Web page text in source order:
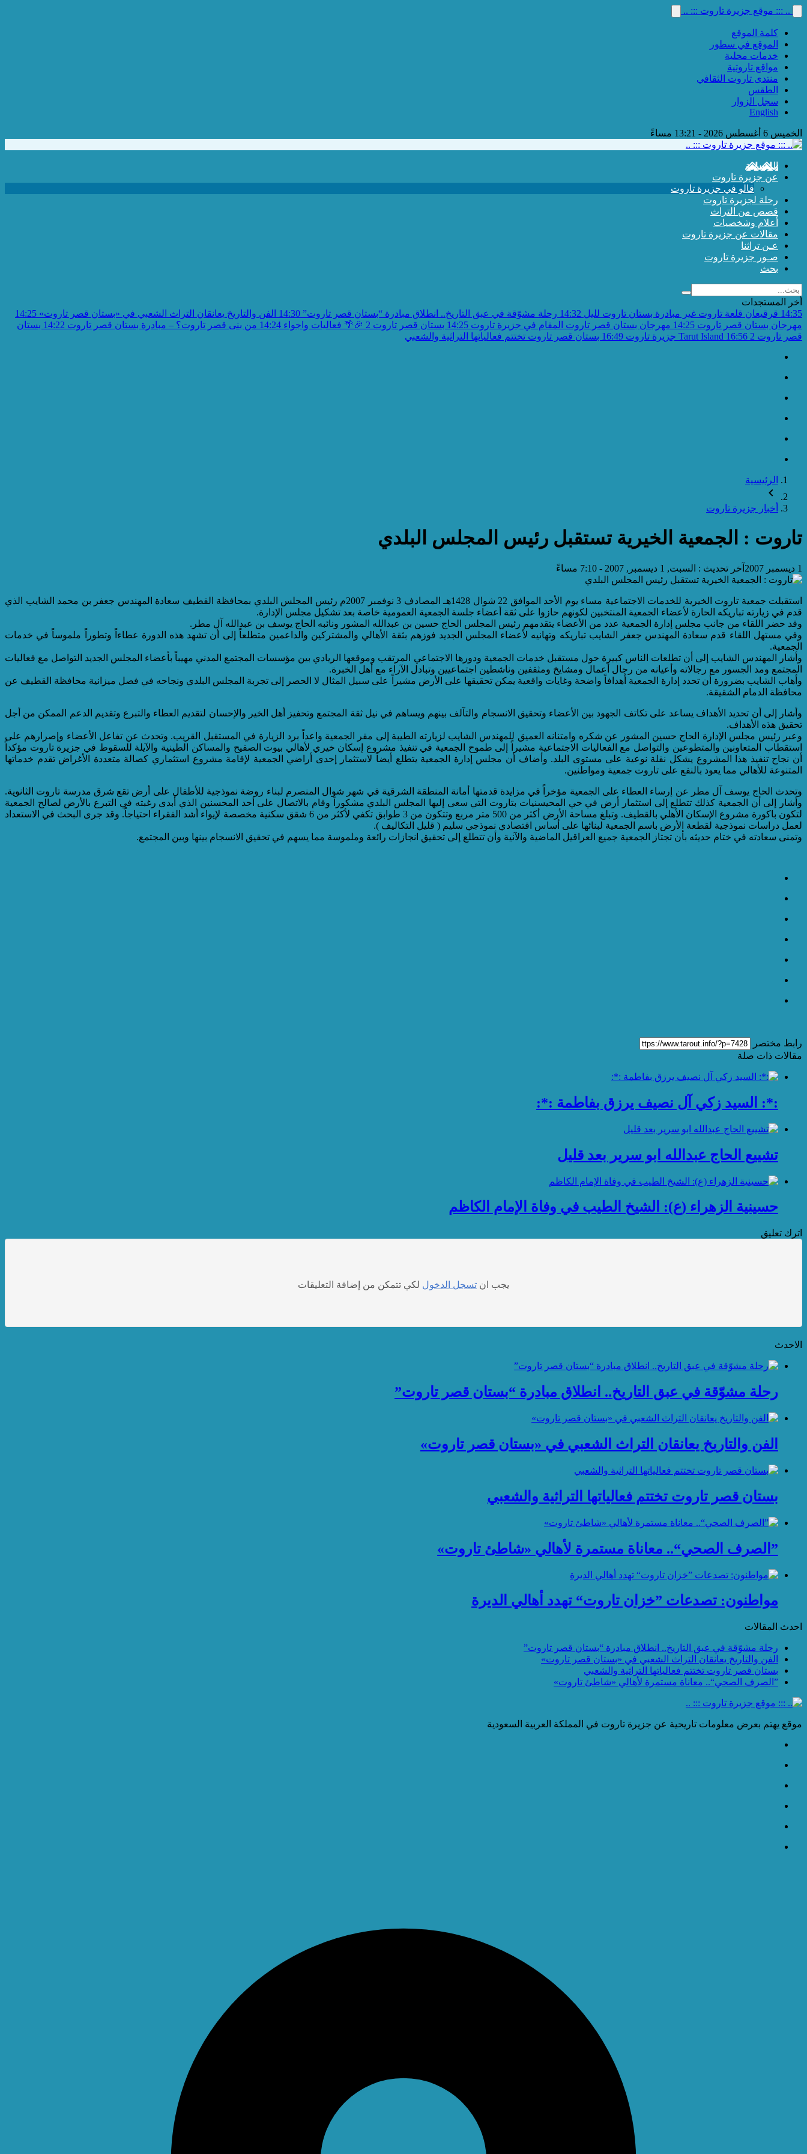
.. ::: موقع جزيرة تاروت ::: ..
كلمة الموقع
الموقع في سطور
خدمات محلية
مواقع تاروتية
منتدى تاروت الثقافي
الطقس
سجل الزوار
English
الخميس 6 أغسطس 2026 - 13:21 مساءً
الرئيسية
عن جزيرة تاروت
قالو في جزيرة تاروت
رحلة لجزيرة تاروت
قصص من التراث
أعلام وشخصيات
مقالات عن جزيرة تاروت
عـن تراثنا
صـور جزيرة تاروت
بحث
أخر المستجدات
14:35 قرقيعان قلعة تاروت غير مبادرة بستان تاروت لليل 14:32 رحلة مشوّقة في عبق التاريخ.. انطلاق مبادرة “بستان قصر تاروت” 14:30 الفن والتاريخ يعانقان التراث الشعبي في «بستان قصر تاروت» 14:25
مهرجان بستان قصر تاروت 14:25 مهرجان بستان قصر تاروت المقام في جزيرة تاروت 14:25 بستان قصر تاروت 2 🎉🌴 فعاليات واجواء 14:24 من بنى قصر تاروت؟ – مبادرة بستان قصر تاروت 14:22 بستان
قصر تاروت 2
16:56
16:49 بستان قصر تاروت تختتم فعالياتها التراثية والشعبي
الرئيسية
أخبار جزيرة تاروت
تاروت : الجمعية الخيرية تستقبل رئيس المجلس البلدي
1 ديسمبر 2007 آخر تحديث : السبت, 1 ديسمبر, 2007 - 7:10 مساءً
استقبلت جمعية تاروت الخيرية للخدمات الاجتماعية مساء يوم الأحد الموافق 22 شوال 1428هـ المصادف 3 نوفمبر 2007م رئيس المجلس البلدي بمحافظة القطيف سعادة المهندس جعفر بن محمد الشايب الذي
قدم في زيارته تباريكه الحارة لأعضاء الجمعية المنتخبين لكونهم حازوا على ثقة أعضاء جلسة الجمعية العمومية خاصة بعد تشكيل مجلس الإدارة.
وقد حضر اللقاء من جانب مجلس إدارة الجمعية عدد من الأعضاء يتقدمهم رئيس المجلس الحاج حسين بن عبدالله المشور ونائبه الحاج يوسف بن عبدالله آل مطر.
وفي مستهل اللقاء قدم سعادة المهندس جعفر الشايب تباريكه وتهانيه لأعضاء المجلس الجديد فوزهم بثقة الأهالي والمشتركين والداعمين متطلعاً إلى أن تشهد هذه الدورة عطاءاً وتطوراً ملموساً في خدمات
الجمعية.
وأشار المهندس الشايب إلى أن تطلعات الناس كبيرة حول مستقبل خدمات الجمعية ودورها الاجتماعي المرتقب وموقعها الريادي بين مؤسسات المجتمع المدني مهيباً بأعضاء المجلس الجديد التواصل مع فعاليات
المجتمع ومد الجسور مع رجالاته وأعيانه من رجال أعمال ومشايخ ومثقفين وناشطين اجتماعيين وتبادل الآراء مع أهل الخبرة.
وأهاب الشايب بضرورة أن تحدد إدارة الجمعية أهدافاً واضحة وغايات واقعية يمكن تحقيقها على الأرض مشيراً على سبيل المثال لا الحصر إلى تجربة المجلس البلدي ونجاحه في فصل ميزانية محافظة القطيف عن
محافظة الدمام الشقيقة.
وأشار إلى أن تحديد الأهداف يساعد على تكاتف الجهود بين الأعضاء وتحقيق الانسجام والتآلف بينهم ويساهم في نيل ثقة المجتمع وتحفيز أهل الخير والإحسان لتقديم العطاء والتبرع وتقديم الدعم الممكن من أجل
تحقيق هذه الأهداف.
وعبر رئيس مجلس الإدارة الحاج حسين المشور عن شكره وامتنانه العميق للمهندس الشايب لزيارته الطيبة إلى مقر الجمعية واعداً برد الزيارة في المستقبل القريب. وتحدث عن تفاعل الأعضاء وإصرارهم على
استقطاب المتعاونين والمتطوعين والتواصل مع الفعاليات الاجتماعية مشيراً إلى طموح الجمعية في تنفيذ مشروع إسكان خيري لأهالي بيوت الصفيح والمساكن الطينية والآيلة للسقوط في جزيرة تاروت مؤكداً
أن نجاح تنفيذ هذا المشروع يشكل نقلة نوعية على مستوى البلد. وأضاف أن مجلس إدارة الجمعية يتطلع أيضاً لاستثمار إحدى أراضي الجمعية لإقامة مشروع استثماري كصالة متعددة الأغراض تقدم خدماتها
المتنوعة للأهالي مما يعود بالنفع على تاروت جمعية ومواطنين.
وتحدث الحاج يوسف آل مطر عن إرساء العطاء على الجمعية مؤخراً في مزايدة قدمتها أمانة المنطقة الشرقية في شهر شوال المنصرم لبناء روضة نموذجية للأطفال على أرض تقع شرق مدرسة تاروت الثانوية.
وأشار إلى أن الجمعية كذلك تتطلع إلى استثمار أرض في حي المحيسنيات بتاروت التي سعى إليها المجلس البلدي مشكوراً وقام بالاتصال على أحد المحسنين الذي أبدى رغبته في التبرع بالأرض لصالح الجمعية
لتكون باكورة مشروع الإسكان الأهلي بالقطيف. وتبلغ مساحة الأرض أكثر من 500 متر مربع وتتكون من 3 طوابق تكفي لأكثر من 6 شقق سكنية مخصصة لإيواء أشد الفقراء احتياجاً. وقد جرى البحث في الاستعداد
لعمل دراسات نموذجية لقطعة الأرض باسم الجمعية لبنائها على أساس اقتصادي نموذجي سليم ( قليل التكاليف ).
وتمنى سعادته في ختام حديثه بأن تجتاز الجمعية جميع العراقيل الماضية والآنية وأن تتطلع إلى تحقيق انجازات رائعة وملموسة مما يسهم في تحقيق الانسجام بينها وبين المجتمع.
رابط مختصر
مقالات ذات صلة
:*: السيد زكي آل نصيف يرزق بفاطمة :*:
تشييع الحاج عبدالله ابو سرير بعد قليل
حسينية الزهراء (ع): الشيخ الطيب في وفاة الإمام الكاظم
اترك تعليق
يجب ان تسجل الدخول لكي تتمكن من إضافة التعليقات
الاحدث
رحلة مشوّقة في عبق التاريخ.. انطلاق مبادرة “بستان قصر تاروت”
الفن والتاريخ يعانقان التراث الشعبي في «بستان قصر تاروت»
بستان قصر تاروت تختتم فعالياتها التراثية والشعبي
”الصرف الصحي“.. معاناة مستمرة لأهالي «شاطئ تاروت»
مواطنون: تصدعات ”خزان تاروت“ تهدد أهالي الديرة
احدث المقالات
رحلة مشوّقة في عبق التاريخ.. انطلاق مبادرة “بستان قصر تاروت”
الفن والتاريخ يعانقان التراث الشعبي في «بستان قصر تاروت»
بستان قصر تاروت تختتم فعالياتها التراثية والشعبي
”الصرف الصحي“.. معاناة مستمرة لأهالي «شاطئ تاروت»
موقع يهتم بعرض معلومات تاريحية عن جزيرة تاروت في المملكة العربية السعودية